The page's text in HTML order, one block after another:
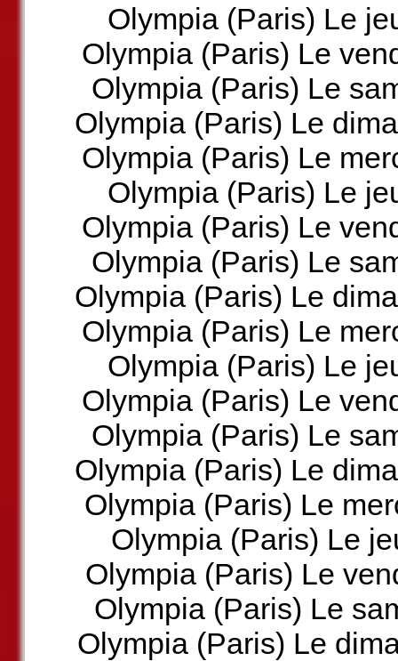
Olympia (Paris) Le
Olympia (Paris) Le
Olympia (Paris) Le
Olympia (Paris) Le
Olympia (Paris) Le
Olympia (Paris) Le
Olympia (Paris) Le
Olympia (Paris) Le
Olympia (Paris) Le
Olympia (Paris) Le
Olympia (Paris) Le
Olympia (Paris) Le
Olympia (Paris) Le
Olympia (Paris) Le
Olympia (Paris) Le
Olympia (Paris) Le
Olympia (Paris) Le
Olympia (Paris) Le
Olympia (Paris) Le